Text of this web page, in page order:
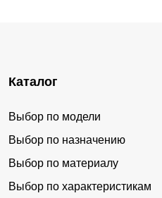
Каталог
Выбор по модели
Выбор по назначению
Выбор по материалу
Выбор по характеристикам